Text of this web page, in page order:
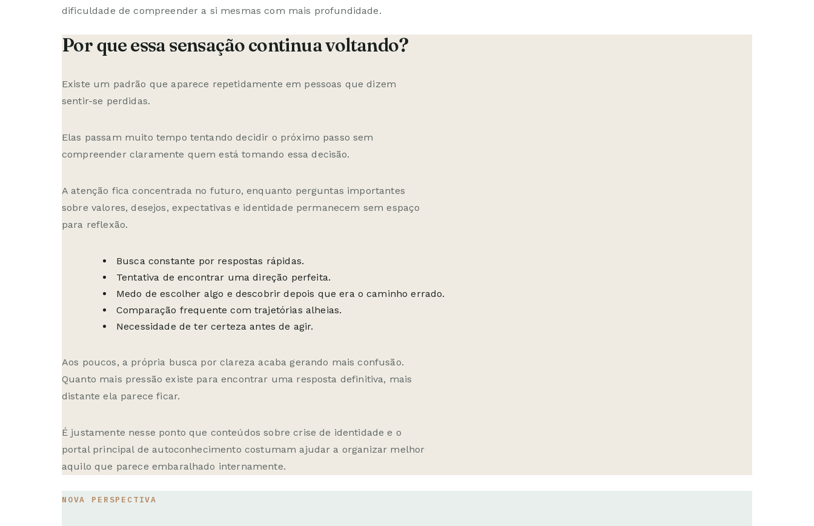
dificuldade de compreender a si mesmas com mais profundidade.
Por que essa sensação continua voltando?
Existe um padrão que aparece repetidamente em pessoas que dizem
sentir-se perdidas.
Elas passam muito tempo tentando decidir o próximo passo sem
compreender claramente quem está tomando essa decisão.
A atenção fica concentrada no futuro, enquanto perguntas importantes
sobre valores, desejos, expectativas e identidade permanecem sem espaço
para reflexão.
Busca constante por respostas rápidas.
Tentativa de encontrar uma direção perfeita.
Medo de escolher algo e descobrir depois que era o caminho errado.
Comparação frequente com trajetórias alheias.
Necessidade de ter certeza antes de agir.
Aos poucos, a própria busca por clareza acaba gerando mais confusão.
Quanto mais pressão existe para encontrar uma resposta definitiva, mais
distante ela parece ficar.
É justamente nesse ponto que conteúdos sobrecrise de identidade e o
portal principal de autoconhecimento costumam ajudar a organizar melhor
aquilo que parece embaralhado internamente.
NOVA PERSPECTIVA